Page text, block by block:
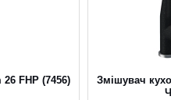
FHP (7456)
Змішувач